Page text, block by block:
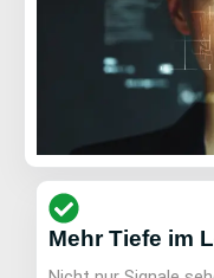
Mehr Tiefe im